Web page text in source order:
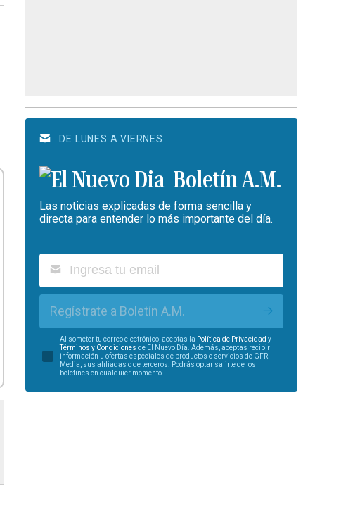
DE LUNES A VIERNES
Boletín A.M.
Las noticias explicadas de forma sencilla y
directa para entender lo más importante del día.
Regístrate a Boletín A.M.
Al someter tu correo electrónico, aceptas la Política de Privacidad y
Términos y Condiciones de El Nuevo Día. Además, aceptas recibir
información u ofertas especiales de productos o servicios de GFR
Media, sus afiliadas o de terceros. Podrás optar salirte de los
boletines en cualquier momento.